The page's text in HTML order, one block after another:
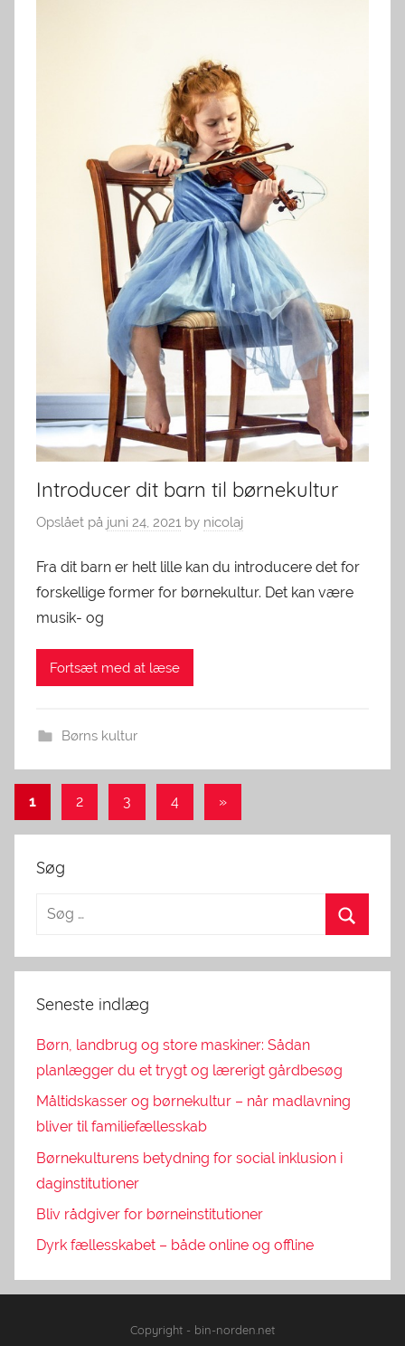
Introducer dit barn til børnekultur
Opslået på juni 24, 2021 by nicolaj
Fra dit barn er helt lille kan du introducere det for
forskellige former for børnekultur. Det kan være
musik- og
Fortsæt med at læse
Børns kultur
Indlægsinddeling
1 2 3 4
Next
Posts
»
Søg
Seneste indlæg
Børn, landbrug og store maskiner: Sådan
planlægger du et trygt og lærerigt gårdbesøg
Måltidskasser og børnekultur – når madlavning
bliver til familiefællesskab
Børnekulturens betydning for social inklusion i
daginstitutioner
Bliv rådgiver for børneinstitutioner
Dyrk fællesskabet – både online og offline